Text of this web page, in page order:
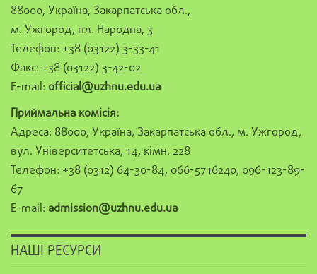
88000, Україна, Закарпатська обл.,
м. Ужгород, пл. Народна, 3
Телефон: +38 (03122) 3-33-41
Факс: +38 (03122) 3-42-02
E-mail: official@uzhnu.edu.ua
Приймальна комісія:
Адреса: 88000, Україна, Закарпатська обл., м. Ужгород,
вул. Університетська, 14, кімн. 228
Телефон: +38 (0312) 64-30-84, 066-5716240, 096-123-89-
67
E-mail: admission@uzhnu.edu.ua
НАШІ РЕСУРСИ